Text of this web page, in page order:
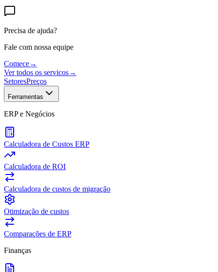
Precisa de ajuda?
Fale com nossa equipe
Comece→
Ver todos os servicos→
SetoresPreços
Ferramentas
ERP e Negócios
Calculadora de Custos ERP
Calculadora de ROI
Calculadora de custos de migração
Otimização de custos
Comparações de ERP
Finanças